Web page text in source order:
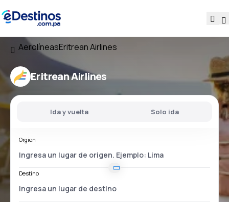
AerolíneasEritrean Airlines
Eritrean Airlines
Ida y vuelta Solo ida
Orgien
Destino